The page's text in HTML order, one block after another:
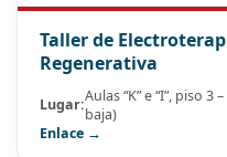
Taller de
Regenerativa
Lugar:Aulas “K” e “I”, piso
baja)
Enlace →